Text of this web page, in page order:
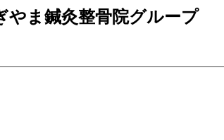
やま鍼灸整骨院グループ